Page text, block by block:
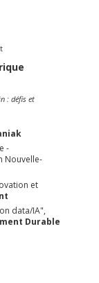
: défis et
-
Nouvelle-
et
data/IA",
Durable